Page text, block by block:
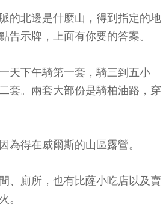
的北邊是什麼山，得到指定的地
告示牌，上面有你要的答案。
天下午騎第一套，騎三到五小
套。兩套大部份是騎柏油路，穿
為得在威爾斯的山區露營。
、廁所，也有比蕯小吃店以及賣
。